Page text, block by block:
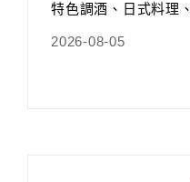
特色調酒、日式料理
2026-08-05